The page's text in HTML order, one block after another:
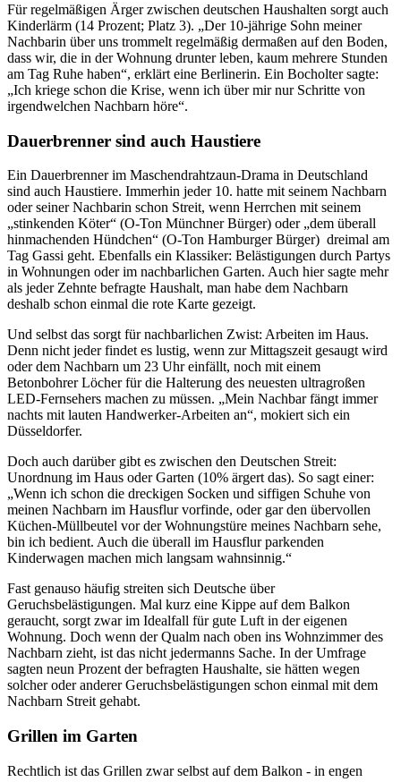
Für regelmäßigen Ärger zwischen deutschen Haushalten sorgt auch
Kinderlärm (14 Prozent; Platz 3). „Der 10-jährige Sohn meiner
Nachbarin über uns trommelt regelmäßig dermaßen auf den Boden,
dass wir, die in der Wohnung drunter leben, kaum mehrere Stunden
am Tag Ruhe haben“, erklärt eine Berlinerin. Ein Bocholter sagte:
„Ich kriege schon die Krise, wenn ich über mir nur Schritte von
irgendwelchen Nachbarn höre“.
Dauerbrenner sind auch Haustiere
Ein Dauerbrenner im Maschendrahtzaun-Drama in Deutschland
sind auch Haustiere. Immerhin jeder 10. hatte mit seinem Nachbarn
oder seiner Nachbarin schon Streit, wenn Herrchen mit seinem
„stinkenden Köter“ (O-Ton Münchner Bürger) oder „dem überall
hinmachenden Hündchen“ (O-Ton Hamburger Bürger) dreimal am
Tag Gassi geht. Ebenfalls ein Klassiker: Belästigungen durch Partys
in Wohnungen oder im nachbarlichen Garten. Auch hier sagte mehr
als jeder Zehnte befragte Haushalt, man habe dem Nachbarn
deshalb schon einmal die rote Karte gezeigt.
Und selbst das sorgt für nachbarlichen Zwist: Arbeiten im Haus.
Denn nicht jeder findet es lustig, wenn zur Mittagszeit gesaugt wird
oder dem Nachbarn um 23 Uhr einfällt, noch mit einem
Betonbohrer Löcher für die Halterung des neuesten ultragroßen
LED-Fernsehers machen zu müssen. „Mein Nachbar fängt immer
nachts mit lauten Handwerker-Arbeiten an“, mokiert sich ein
Düsseldorfer.
Doch auch darüber gibt es zwischen den Deutschen Streit:
Unordnung im Haus oder Garten (10% ärgert das). So sagt einer:
„Wenn ich schon die dreckigen Socken und siffigen Schuhe von
meinen Nachbarn im Hausflur vorfinde, oder gar den übervollen
Küchen-Müllbeutel vor der Wohnungstüre meines Nachbarn sehe,
bin ich bedient. Auch die überall im Hausflur parkenden
Kinderwagen machen mich langsam wahnsinnig.“
Fast genauso häufig streiten sich Deutsche über
Geruchsbelästigungen. Mal kurz eine Kippe auf dem Balkon
geraucht, sorgt zwar im Idealfall für gute Luft in der eigenen
Wohnung. Doch wenn der Qualm nach oben ins Wohnzimmer des
Nachbarn zieht, ist das nicht jedermanns Sache. In der Umfrage
sagten neun Prozent der befragten Haushalte, sie hätten wegen
solcher oder anderer Geruchsbelästigungen schon einmal mit dem
Nachbarn Streit gehabt.
Grillen im Garten
Rechtlich ist das Grillen zwar selbst auf dem Balkon - in engen